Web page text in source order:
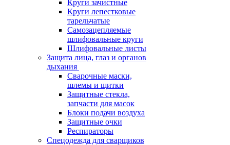
Круги зачистные
Круги лепестковые
тарельчатые
Самозацепляемые
шлифовальные круги
Шлифовальные листы
Защита лица, глаз и органов
дыхания
Сварочные маски,
шлемы и щитки
Защитные стекла,
запчасти для масок
Блоки подачи воздуха
Защитные очки
Респираторы
Спецодежда для сварщиков